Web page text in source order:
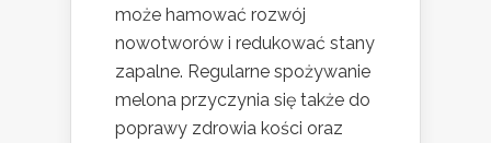
może hamować rozwój
nowotworów i redukować stany
zapalne. Regularne spożywanie
melona przyczynia się także do
poprawy zdrowia kości oraz